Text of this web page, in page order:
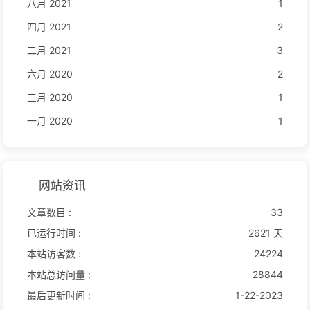
八月 2021
1
四月 2021
2
二月 2021
3
六月 2020
2
三月 2020
1
一月 2020
1
网站资讯
文章数目 :
33
已运行时间 :
2621 天
本站访客数 :
24224
本站总访问量 :
28844
最后更新时间 :
1-22-2023